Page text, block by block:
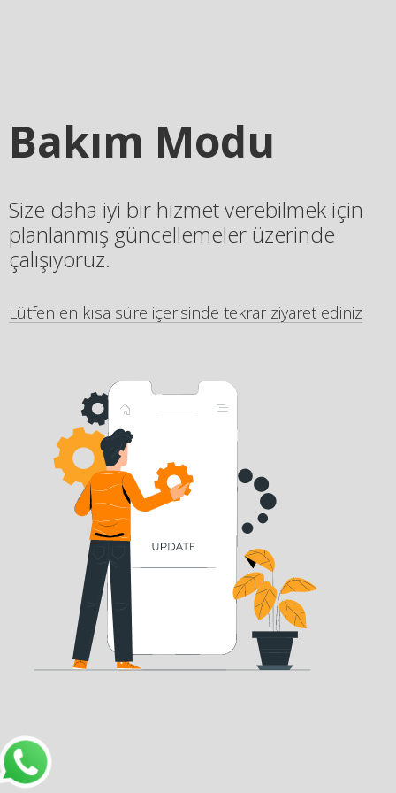
Bakım Modu
Size daha iyi bir hizmet verebilmek için
planlanmış güncellemeler üzerinde
çalışıyoruz.
Lütfen en kısa süre içerisinde tekrar ziyaret ediniz